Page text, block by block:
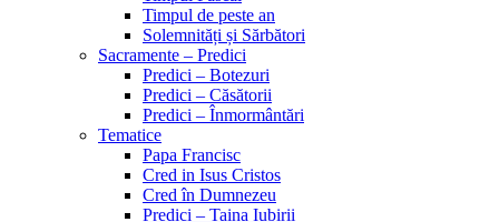
Timpul de peste an
Solemnități și Sărbători
Sacramente – Predici
Predici – Botezuri
Predici – Căsătorii
Predici – Înmormântări
Tematice
Papa Francisc
Cred in Isus Cristos
Cred în Dumnezeu
Predici – Taina Iubirii